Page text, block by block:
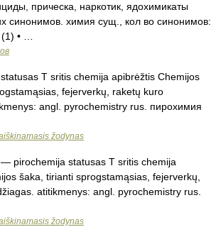
прическа, наркотик, ядохимикаты
синонимов. химия сущ., кол во синонимов:
• …
T sritis chemija apibrėžtis Chemijos
fejerverkų, raketų kuro
angl. pyrochemistry rus. пирохимия
žodynas
— pirochemija statusas T sritis chemija
šaka, tirianti sprogstamąsias, fejerverkų,
atitikmenys: angl. pyrochemistry rus.
žodynas